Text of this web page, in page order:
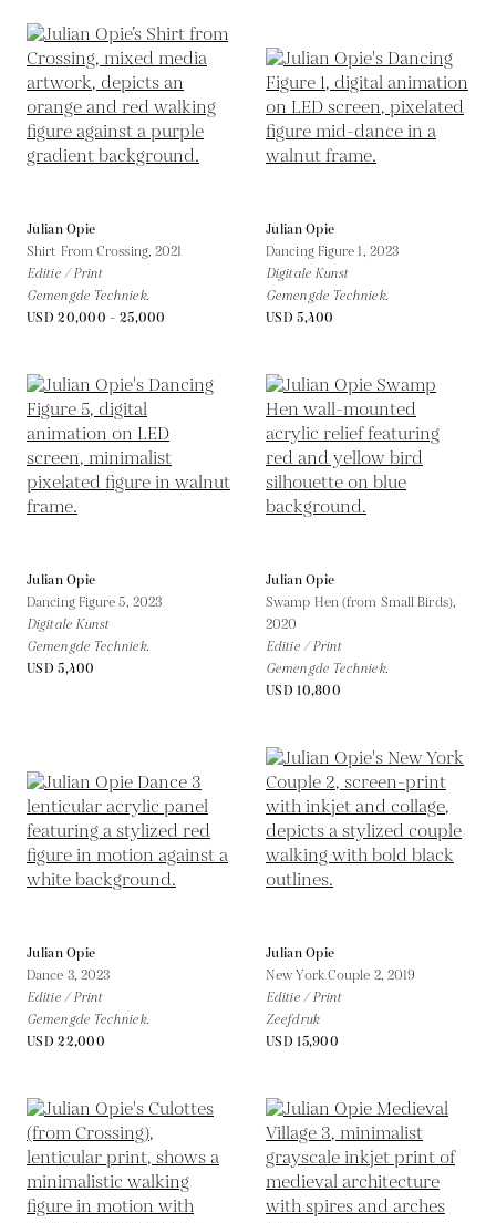
Julian Opie
Shirt From Crossing,2021
Editie / Print
Gemengde Techniek.
USD 20,000 - 25,000
Julian Opie
Dancing Figure 1, 2023
Digitale Kunst
Gemengde Techniek.
USD 5,400
Julian Opie
Dancing Figure 5, 2023
Digitale Kunst
Gemengde Techniek.
USD 5,400
Julian Opie
Swamp Hen (from Small Birds),
2020
Editie / Print
Gemengde Techniek.
USD 10,800
Julian Opie
Dance 3, 2023
Editie / Print
Gemengde Techniek.
USD 22,000
Julian Opie
New York Couple 2, 2019
Editie / Print
Zeefdruk
USD 15,900